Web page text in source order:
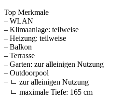
Top Merkmale
– WLAN
– Klimaanlage: teilweise
– Heizung: teilweise
– Balkon
– Terrasse
– Garten: zur alleinigen Nutzung
– Outdoorpool
– ㄴ zur alleinigen Nutzung
– ㄴ maximale Tiefe: 165 cm